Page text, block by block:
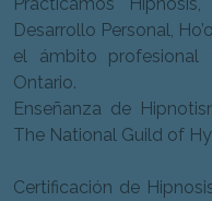
Desarrollo Personal,
el ámbito
Ontario.
Enseñanza de
The National Guild of
Certificación de